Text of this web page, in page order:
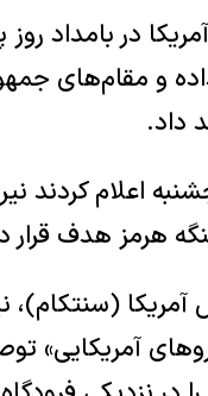
در بامداد
و مقام‌های
داد.
اعلام
هرمز هدف قرار
(سنتکام)،